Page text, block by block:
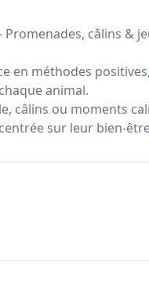
câlins &
en méthodes
animal.
câlins ou moments
sur leur bien-